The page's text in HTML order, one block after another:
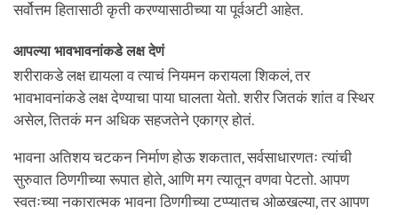
सर्वोत्तम हितासाठी कृती करण्यासाठीच्या या पूर्वअटी आहेत.
आपल्या भावभावनांकडे लक्ष देणं
शरीराकडे लक्ष द्यायला व त्याचं नियमन करायला शिकलं, तर
भावभावनांकडे लक्ष देण्याचा पाया घालता येतो. शरीर जितकं शांत व स्थिर
असेल, तितकं मन अधिक सहजतेने एकाग्र होतं.
भावना अतिशय चटकन निर्माण होऊ शकतात, सर्वसाधारणतः त्यांची
सुरुवात ठिणगीच्या रूपात होते, आणि मग त्यातून वणवा पेटतो. आपण
स्वतःच्या नकारात्मक भावना ठिणगीच्या टप्प्यातच ओळखल्या, तर आपण